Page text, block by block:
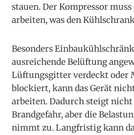
stauen. Der Kompressor
arbeiten, was den
Besonders
ausreichende Belüftung
Lüftungsgitter verdeckt oder
blockiert, kann das Gerät
arbeiten. Dadurch steigt
Brandgefahr, aber die
nimmt zu. Langfristig kann